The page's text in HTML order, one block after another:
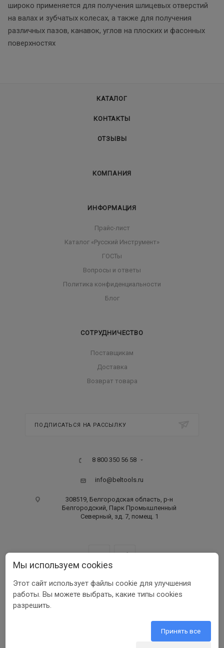
широко применяется для получения шлицевых отверстий
на валах и зубчатых колесах, а также для получения
различных пазов, канавок, углов на плоских и фасонных
поверхностях
КАТАЛОГ
КОНТАКТЫ
ОТЗЫВЫ
КОМПАНИЯ
ИНФОРМАЦИЯ
Прайс-лист
Каталог «Русский Инструмент»
ГОСТы
Вопросы и ответы
Политика конфиденциальности
Блог
СОТРУДНИЧЕСТВО
Поставщикам
Доставка
Возврат товара
ПОДПИСАТЬСЯ НА РАССЫЛКУ
8 800 350 56 58
info@beltools.ru
308519, Белгородская область, р-н
Белгородский, Парк Промышленный
Северный, зд. 7, помещ. 1
ООО ПФ «РУССКИЙ ИНСТРУМЕНТ» ИНН 3123401255
Мы используем cookies
Этот сайт использует файлы cookie для улучшения
работы. Вы можете выбрать, какие типы cookies
разрешить.
Принять все